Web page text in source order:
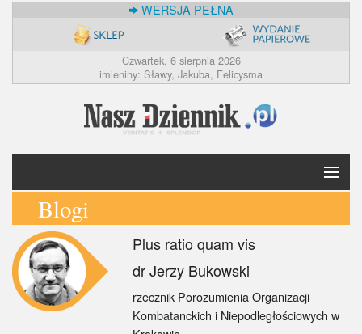
WERSJA PEŁNA
Czwartek, 6 sierpnia 2026
imieniny: Sławy, Jakuba, Felicysma
Krótko
Polska
Świat
Blogi
Plus ratio quam vis
dr Jerzy Bukowski
rzecznik Porozumienia Organizacji
Kombatanckich i Niepodległościowych w